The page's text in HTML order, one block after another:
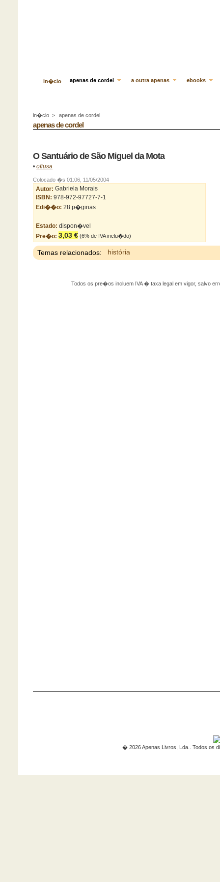
in�cio apenas de cordel a outra apenas ebooks
in�cio > apenas de cordel
apenas de cordel
O Santuário de São Miguel da Mota
• ofiusa
Colocado �s 01:06, 11/05/2004
Autor: Gabriela Morais
ISBN: 978-972-97727-7-1
Edi��o: 28 p�ginas
Estado: dispon�vel
Pre�o: 3,03 € (6% de IVA inclu�do)
Temas relacionados: história
Todos os pre�os incluem IVA � taxa legal em vigor, salvo
� 2026 Apenas Livros, Lda.. Todos os